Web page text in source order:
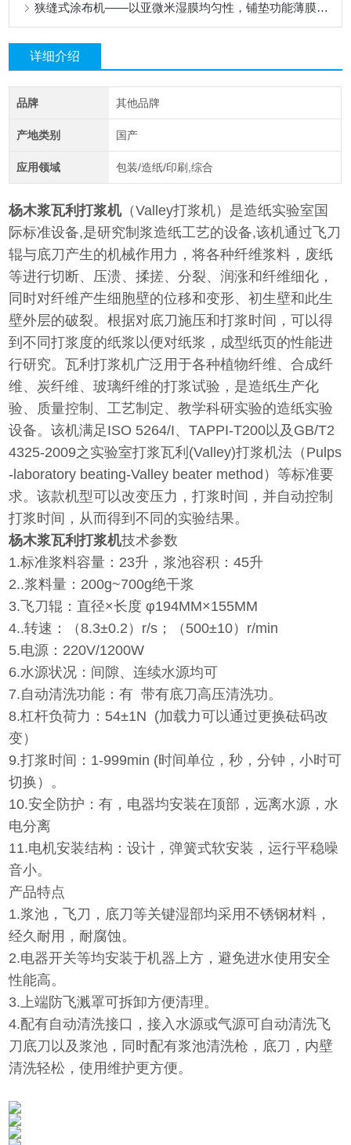
狭缝式涂布机——以亚微米湿膜均匀性，铺垫功能薄膜的性能基石
详细介绍
品牌 其他品牌
产地类别 国产
应用领域 包装/造纸/印刷,综合
杨木浆瓦利打浆机（Valley打浆机）是造纸实验室国
际标准设备,是研究制浆造纸工艺的设备,该机通过飞刀
辊与底刀产生的机械作用力，将各种纤维浆料，废纸
等进行切断、压溃、揉搓、分裂、润涨和纤维细化，
同时对纤维产生细胞壁的位移和变形、初生壁和此生
壁外层的破裂。根据对底刀施压和打浆时间，可以得
到不同打浆度的纸浆以便对纸浆，成型纸页的性能进
行研究。瓦利打浆机广泛用于各种植物纤维、合成纤
维、炭纤维、玻璃纤维的打浆试验，是造纸生产化
验、质量控制、工艺制定、教学科研实验的造纸实验
设备。该机满足ISO 5264/I、TAPPI-T200以及GB/T2
4325-2009之实验室打浆瓦利(Valley)打浆机法（Pulps
-laboratory beating-Valley beater method）等标准要
求。该款机型可以改变压力，打浆时间，并自动控制
打浆时间，从而得到不同的实验结果。
杨木浆瓦利打浆机技术参数
1.标准浆料容量：23升，浆池容积：45升
2..浆料量：200g~700g绝干浆
3.飞刀辊：直径×长度 φ194MM×155MM
4..转速：（8.3±0.2）r/s；（500±10）r/min
5.电源：220V/1200W
6.水源状况：间隙、连续水源均可
7.自动清洗功能：有 带有底刀高压清洗功。
8.杠杆负荷力：54±1N (加载力可以通过更换砝码改
变）
9.打浆时间：1-999min (时间单位，秒，分钟，小时可
切换）。
10.安全防护：有，电器均安装在顶部，远离水源，水
电分离
11.电机安装结构：设计，弹簧式软安装，运行平稳噪
音小。
产品特点
1.浆池，飞刀，底刀等关键湿部均采用不锈钢材料，
经久耐用，耐腐蚀。
2.电器开关等均安装于机器上方，避免进水使用安全
性能高。
3.上端防飞溅罩可拆卸方便清理。
4.配有自动清洗接口，接入水源或气源可自动清洗飞
刀底刀以及浆池，同时配有浆池清洗枪，底刀，内壁
清洗轻松，使用维护更方便。